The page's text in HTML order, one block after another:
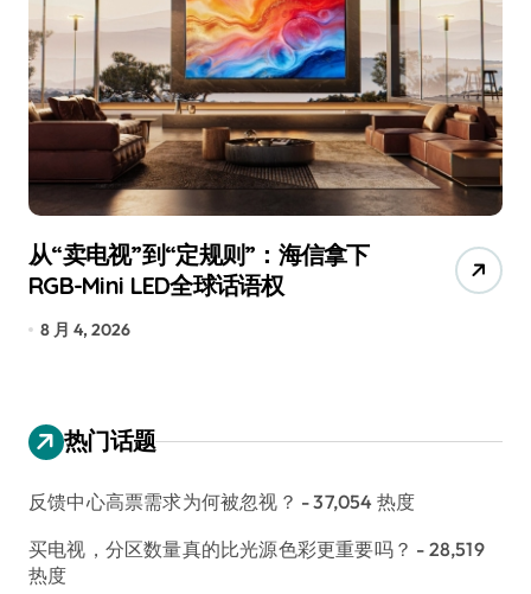
从“卖电视”到“定规则”：海信拿下
RGB-Mini LED全球话语权
8 月 4, 2026
热门话题
反馈中心高票需求为何被忽视？ - 37,054 热度
买电视，分区数量真的比光源色彩更重要吗？ - 28,519
热度